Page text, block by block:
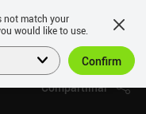
Compartilhar
not match your
would like to use.
Confirm